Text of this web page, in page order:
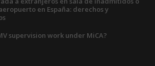
en España: derechos y
supervision work under MiCA?